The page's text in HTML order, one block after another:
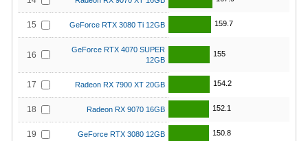
15 GeForce RTX 3080 Ti 12GB 159.7
16
GeForce RTX 4070 SUPER
12GB
155
17 Radeon RX 7900 XT 20GB 154.2
18 Radeon RX 9070 16GB 152.1
19 GeForce RTX 3080 12GB 150.8